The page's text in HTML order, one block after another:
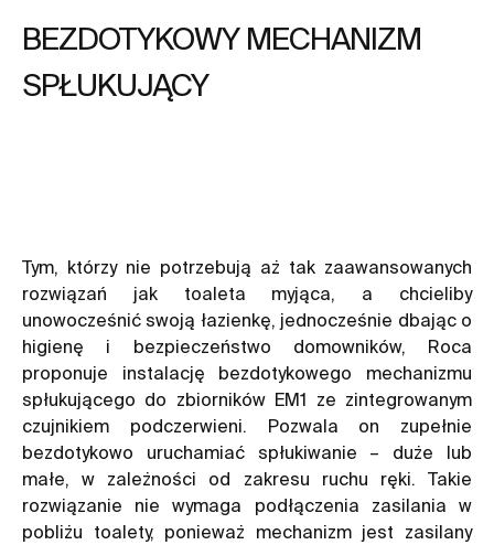
BEZDOTYKOWY MECHANIZM
SPŁUKUJĄCY
Tym, którzy nie potrzebują aż tak zaawansowanych
rozwiązań jak toaleta myjąca, a chcieliby
unowocześnić swoją łazienkę, jednocześnie dbając o
higienę i bezpieczeństwo domowników, Roca
proponuje instalację bezdotykowego mechanizmu
spłukującego do zbiorników EM1 ze zintegrowanym
czujnikiem podczerwieni. Pozwala on zupełnie
bezdotykowo uruchamiać spłukiwanie – duże lub
małe, w zależności od zakresu ruchu ręki. Takie
rozwiązanie nie wymaga podłączenia zasilania w
pobliżu toalety, ponieważ mechanizm jest zasilany